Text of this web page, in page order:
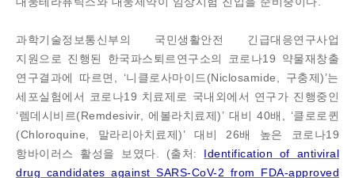
과학기술정보통신부의 국민생활안전 긴급대응연구사업
지원으로 진행된 한국파스퇴르연구소의 코로나19 약물재창출
연구결과에 따르면, ‘니클로사마이드(Niclosamide, 구충제)’는
세포실험에서 코로나19 치료제로 국내외에서 연구가 진행중인
‘렘데시비르(Remdesivir, 에볼라치료제)’ 대비 40배, ‘클로로퀸
(Chloroquine, 말라리아치료제)’ 대비 26배 높은 코로나19
항바이러스 활성을 보였다. (출처: Identification of antiviral
drug candidates against SARS-CoV-2 from FDA-approved